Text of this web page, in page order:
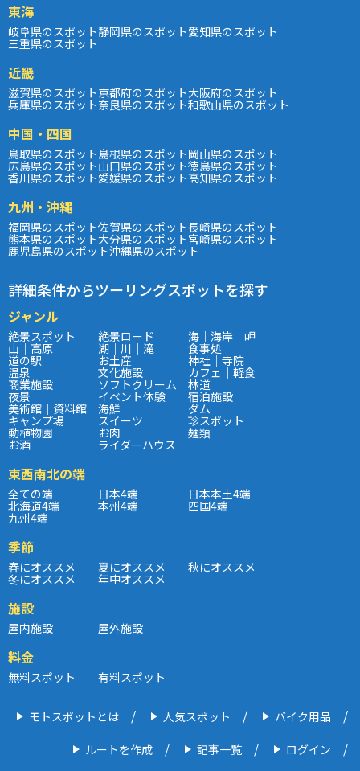
東海
岐阜県のスポット静岡県のスポット愛知県のスポット
三重県のスポット
近畿
滋賀県のスポット京都府のスポット大阪府のスポット
兵庫県のスポット奈良県のスポット和歌山県のスポット
中国・四国
鳥取県のスポット島根県のスポット岡山県のスポット
広島県のスポット山口県のスポット徳島県のスポット
香川県のスポット愛媛県のスポット高知県のスポット
九州・沖縄
福岡県のスポット佐賀県のスポット長崎県のスポット
熊本県のスポット大分県のスポット宮崎県のスポット
鹿児島県のスポット沖縄県のスポット
詳細条件からツーリングスポットを探す
ジャンル
絶景スポット 絶景ロード 海｜海岸｜岬
山｜高原 湖｜川｜滝 食事処
道の駅 お土産 神社｜寺院
温泉 文化施設 カフェ｜軽食
商業施設 ソフトクリーム 林道
夜景 イベント体験 宿泊施設
美術館｜資料館 海鮮 ダム
キャンプ場 スイーツ 珍スポット
動植物園 お肉 麺類
お酒 ライダーハウス
東西南北の端
全ての端 日本4端 日本本土4端
北海道4端 本州4端 四国4端
九州4端
季節
春にオススメ 夏にオススメ 秋にオススメ
冬にオススメ 年中オススメ
施設
屋内施設 屋外施設
料金
無料スポット 有料スポット
モトスポットとは 人気スポット バイク用品
ルートを作成 記事一覧 ログイン